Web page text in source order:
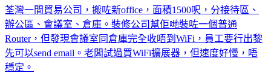
荃灣一間貿易公司，搬咗新office，面積1500呎，分接待區、
辦公區、會議室、倉庫。裝修公司幫佢哋裝咗一個普通
Router，但發現會議室同倉庫完全收唔到WiFi，員工要行出黎
先可以send email。老闆試過買WiFi擴展器，但速度好慢，唔
穩定。